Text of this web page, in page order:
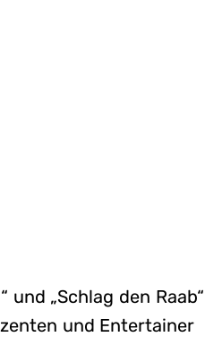
und „Schlag den Raab“
und Entertainer